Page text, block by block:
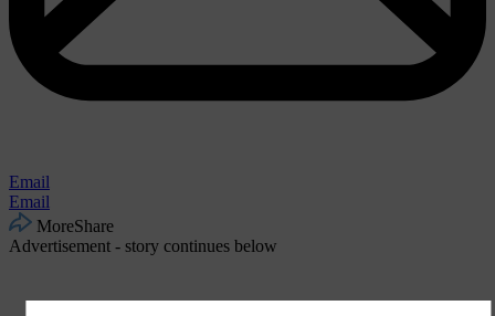
Email
Email
MoreShare
Advertisement - story continues below